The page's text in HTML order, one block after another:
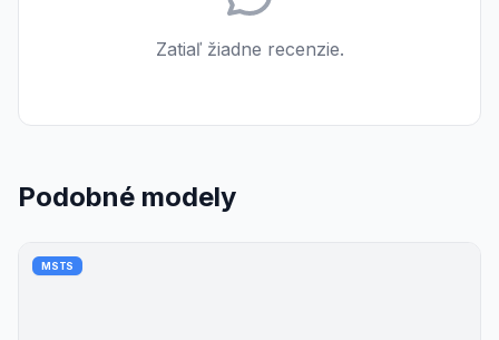
Zatiaľ žiadne recenzie.
Podobné modely
MSTS